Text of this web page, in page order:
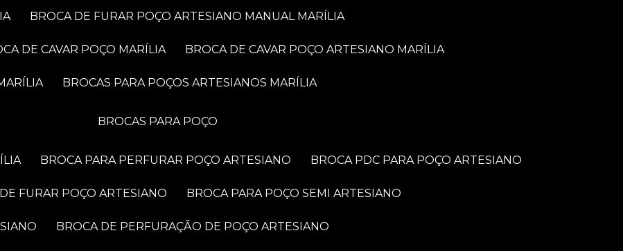
BROCA DE FURAR POÇO ARTESIANO MANUAL MARÍLIA
DE CAVAR POÇO MARÍLIA BROCA DE CAVAR POÇO ARTESIANO MARÍLIA
BROCAS PARA POÇOS ARTESIANOS MARÍLIA
BROCAS PARA POÇO
BROCA PARA PERFURAR POÇO ARTESIANO BROCA PDC PARA POÇO ARTESIANO
DE FURAR POÇO ARTESIANO BROCA PARA POÇO SEMI ARTESIANO
BROCA DE PERFURAÇÃO DE POÇO ARTESIANO